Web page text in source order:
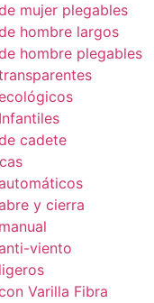
mujer plegables
hombre largos
hombre plegables
cadete
y cierra
viento
Varilla Fibra